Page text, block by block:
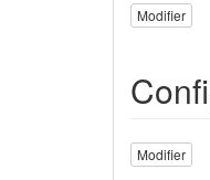
Modifier
Modifier